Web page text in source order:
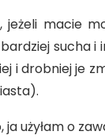
jeżeli macie
sucha i
i drobniej je
użyłam o